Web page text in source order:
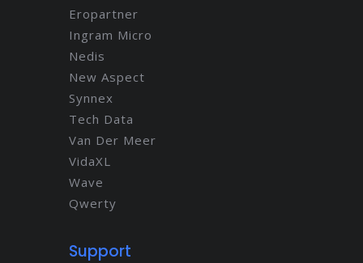
Eropartner
Ingram Micro
Nedis
New Aspect
Synnex
Tech Data
Van Der Meer
VidaXL
Wave
Qwerty
Support